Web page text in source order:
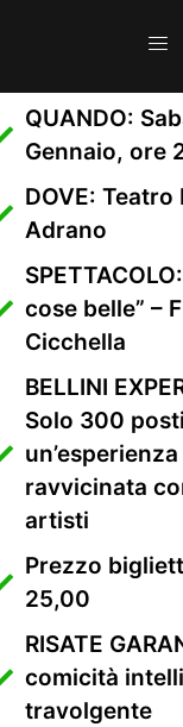
QUANDO:
Gennaio, ore
DOVE: Teatro
Adrano
cose belle” –
Cicchella
BELLINI
Solo 300
ravvicinata
artisti
Prezzo
25,00
RISATE
comicità
travolgente